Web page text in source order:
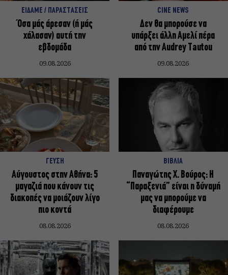
ΕΙΔΑΜΕ / ΠΑΡΑΣΤΑΣΕΙΣ
Όσα μάς άρεσαν (ή μάς
χάλασαν) αυτή την
εβδομάδα
09.08.2026
CINE NEWS
Δεν θα μπορούσε να
υπάρξει άλλη Αμελί πέρα
από την Audrey Tautou
09.08.2026
ΓΕΥΣΗ
Αύγουστος στην Αθήνα: 5
μαγαζιά που κάνουν τις
διακοπές να μοιάζουν λίγο
πιο κοντά
08.08.2026
ΒΙΒΛΙΑ
Παναγώτης Χ. Βούρος: Η
“Παραξενιά” είναι η δύναμή
μας να μπορούμε να
διαφέρουμε
08.08.2026